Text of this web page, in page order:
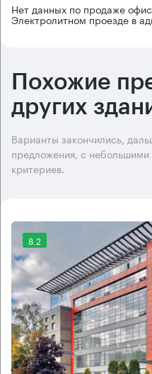
Нет данных по продаже
Электролитном проезде в
Похожие
других
Варианты закончились,
предложения, с
критериев.
8.2